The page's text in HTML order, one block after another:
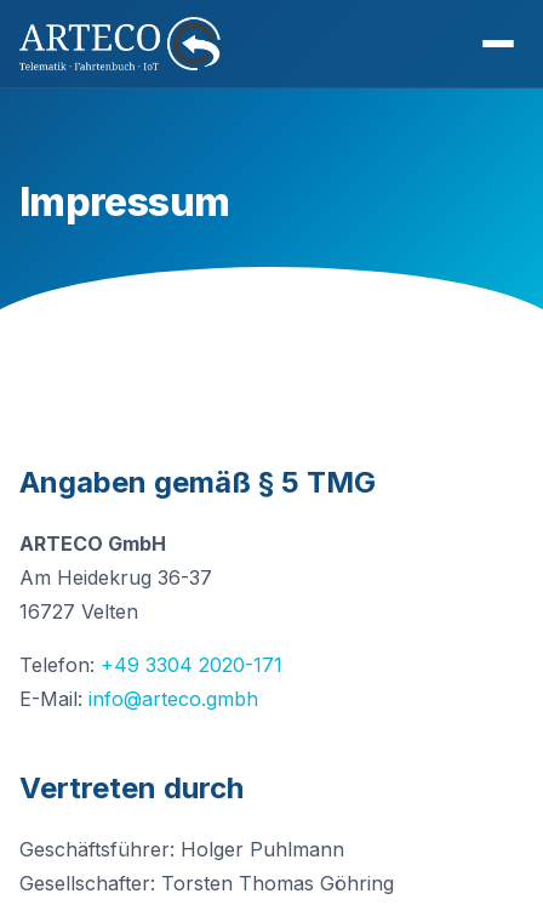
Impressum
Angaben gemäß § 5 TMG
ARTECO GmbH
Am Heidekrug 36-37
16727 Velten
Telefon: +49 3304 2020-171
E-Mail: info@arteco.gmbh
Vertreten durch
Geschäftsführer: Holger Puhlmann
Gesellschafter: Torsten Thomas Göhring